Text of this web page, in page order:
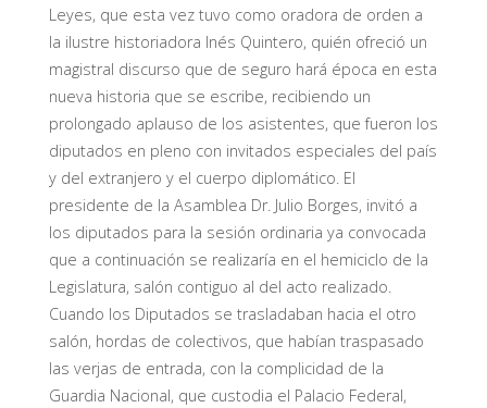
Leyes, que esta vez tuvo como oradora de orden a
la ilustre historiadora Inés Quintero, quién ofreció un
magistral discurso que de seguro hará época en esta
nueva historia que se escribe, recibiendo un
prolongado aplauso de los asistentes, que fueron los
diputados en pleno con invitados especiales del país
y del extranjero y el cuerpo diplomático. El
presidente de la Asamblea Dr. Julio Borges, invitó a
los diputados para la sesión ordinaria ya convocada
que a continuación se realizaría en el hemiciclo de la
Legislatura, salón contiguo al del acto realizado.
Cuando los Diputados se trasladaban hacia el otro
salón, hordas de colectivos, que habían traspasado
las verjas de entrada, con la complicidad de la
Guardia Nacional, que custodia el Palacio Federal,